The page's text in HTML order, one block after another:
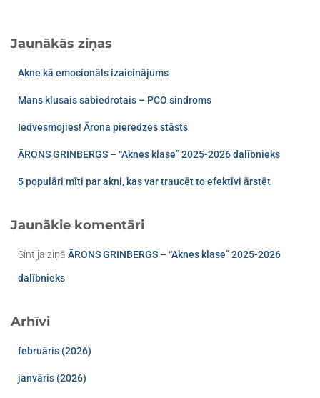
Jaunākās ziņas
Akne kā emocionāls izaicinājums
Mans klusais sabiedrotais – PCO sindroms​
Iedvesmojies! Ārona pieredzes stāsts
ĀRONS GRINBERGS – “Aknes klase” 2025-2026 dalībnieks
5 populāri mīti par akni, kas var traucēt to efektīvi ārstēt
Jaunākie komentāri
Sintija ziņā ĀRONS GRINBERGS – “Aknes klase” 2025-2026
dalībnieks
Arhīvi
februāris (2026)
janvāris (2026)